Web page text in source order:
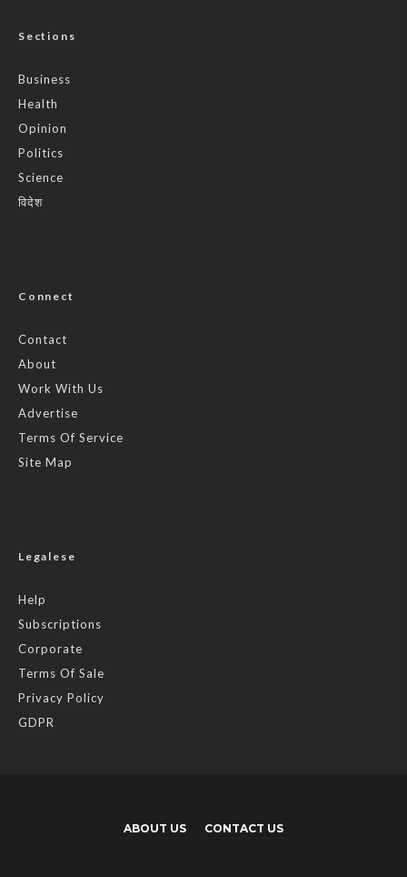
Sections
Business
Health
Opinion
Politics
Science
विदेश
Connect
Contact
About
Work With Us
Advertise
Terms Of Service
Site Map
Legalese
Help
Subscriptions
Corporate
Terms Of Sale
Privacy Policy
GDPR
ABOUT US CONTACT US